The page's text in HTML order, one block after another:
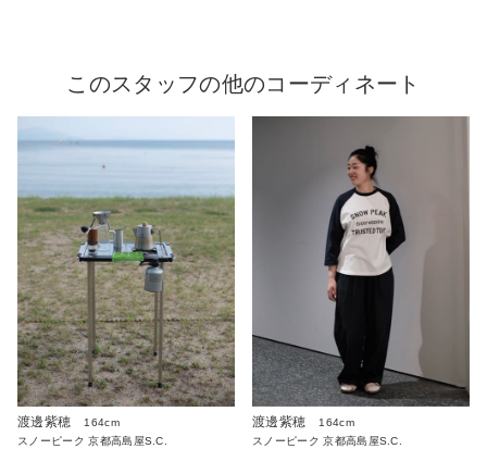
このスタッフの他のコーディネート
渡邊紫穂
164cm
スノーピーク 京都高島屋S.C.
渡邊紫穂
164cm
スノーピーク 京都高島屋S.C.